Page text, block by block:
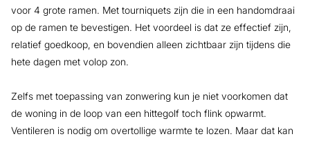
voor 4 grote ramen. Met tourniquets zijn die in een handomdraai
op de ramen te bevestigen. Het voordeel is dat ze effectief zijn,
relatief goedkoop, en bovendien alleen zichtbaar zijn tijdens die
hete dagen met volop zon.
Zelfs met toepassing van zonwering kun je niet voorkomen dat
de woning in de loop van een hittegolf toch flink opwarmt.
Ventileren is nodig om overtollige warmte te lozen. Maar dat kan